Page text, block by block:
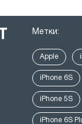
Метки:
Apple
iPhone 6S
iPhone 5S
iPhone 6S